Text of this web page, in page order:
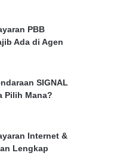
PBB
Ada di Agen
SIGNAL
Pilih Mana?
Internet &
Lengkap